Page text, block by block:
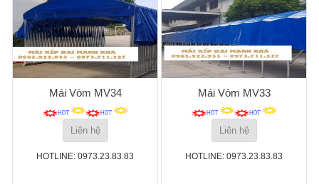
Mái Vòm MV34
Liên hệ
HOTLINE: 0973.23.83.83
Mái Vòm MV33
Liên hệ
HOTLINE: 0973.23.83.83